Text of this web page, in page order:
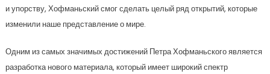
и упорству, Хофманьский смог сделать целый ряд открытий, которые
изменили наше представление о мире.
Одним из самых значимых достижений Петра Хофманьского является
разработка нового материала, который имеет широкий спектр